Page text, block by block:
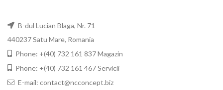
B-dul Lucian Blaga, Nr. 71
440237 Satu Mare, Romania
Phone: +(40) 732 161 837 Magazin
Phone: +(40) 732 161 467 Servicii
E-mail: contact@ncconcept.biz